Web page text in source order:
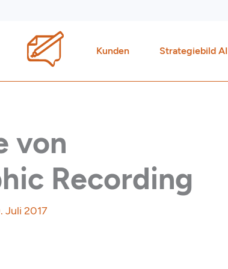
Kunden Strategiebild AI
von
Recording
Juli 2017